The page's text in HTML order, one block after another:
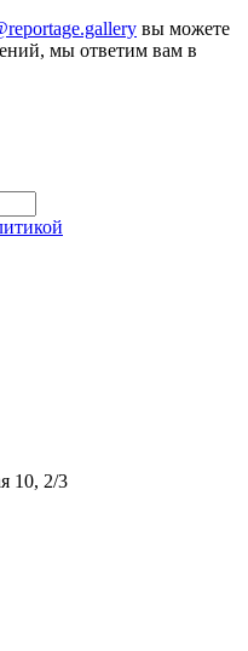
вы можете
мы ответим вам в
10, 2/3